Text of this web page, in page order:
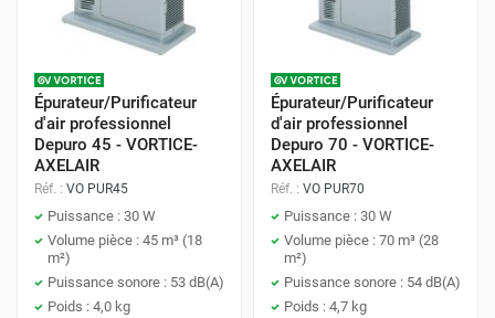
Épurateur/Purificateur
d'air professionnel
Depuro 45 - VORTICE-
AXELAIR
Réf. : VO PUR45
Puissance : 30 W
Volume pièce : 45 m³ (18
m²)
Puissance sonore : 53 dB(A)
Poids : 4,0 kg
Épurateur/Purificateur
d'air professionnel
Depuro 70 - VORTICE-
AXELAIR
Réf. : VO PUR70
Puissance : 30 W
Volume pièce : 70 m³ (28
m²)
Puissance sonore : 54 dB(A)
Poids : 4,7 kg